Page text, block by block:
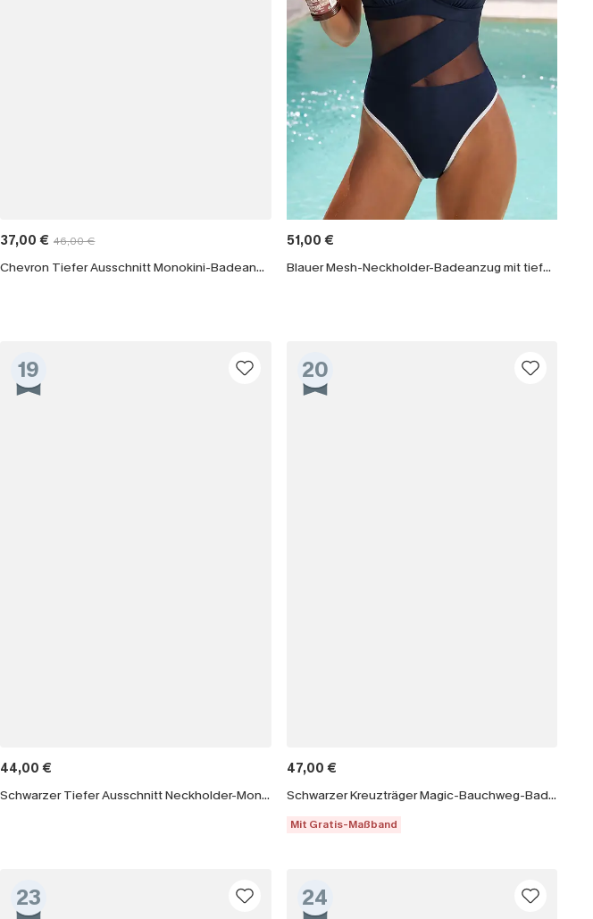
37,00 € 46,00 €
Chevron Tiefer Ausschnitt Monokini-Badeanzug in Schwarz
51,00 €
Blauer Mesh-Neckholder-Badeanzug mit tiefem Ausschnitt
19
44,00 €
Schwarzer Tiefer Ausschnitt Neckholder-Monokini-Badeanzug
20
47,00 €
Schwarzer Kreuzträger Magic-Bauchweg-Badeanzug
Mit Gratis-Maßband
23 24